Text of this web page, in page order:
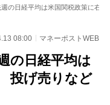
週の日経平均は米国関税政策に右
08:00 マネーポストWEB
の日経平均は
投げ売りなど